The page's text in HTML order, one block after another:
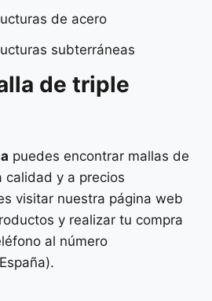
de acero
subterráneas
de triple
puedes encontrar mallas de
y a precios
visitar nuestra página web
y realizar tu compra
al número